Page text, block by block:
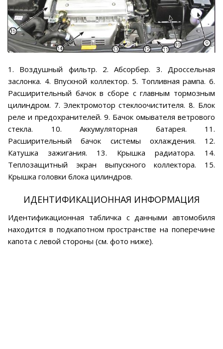
1. Воздушный фильтр. 2. Абсорбер. 3. Дроссельная
заслонка. 4. Впускной коллектор. 5. Топливная рампа. 6.
Расширительный бачок в сборе с главным тормозным
цилиндром. 7. Электромотор стеклоочистителя. 8. Блок
реле и предохранителей. 9. Бачок омывателя ветрового
стекла. 10. Аккумуляторная батарея. 11.
Расширительный бачок системы охлаждения. 12.
Катушка зажигания. 13. Крышка радиатора. 14.
Теплозащитный экран выпускного коллектора. 15.
Крышка головки блока цилиндров.
ИДЕНТИФИКАЦИОННАЯ ИНФОРМАЦИЯ
Идентификационная табличка с данными автомобиля
находится в подкапотном пространстве на поперечине
капота с левой стороны (см. фото ниже).